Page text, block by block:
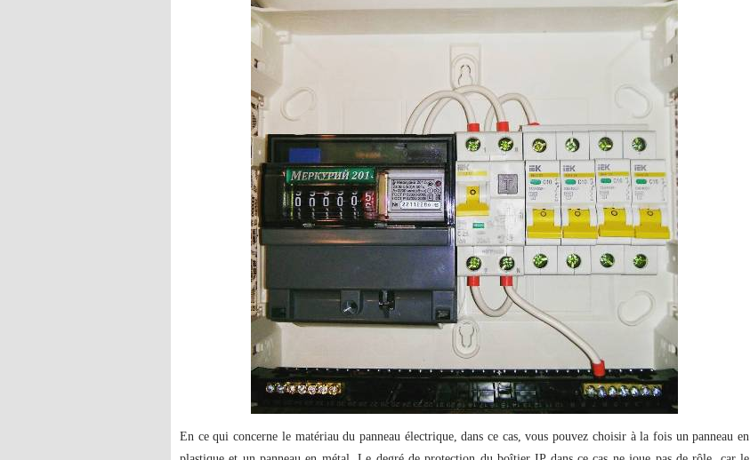
En ce qui concerne le matériau du panneau électrique, dans ce cas, vous pouvez choisir à la fois un panneau en